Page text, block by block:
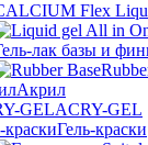
Flex
лак базы и
Акрил
ACRY-GEL
Гель-краски